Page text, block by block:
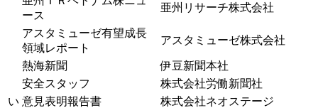
ース
亜州リサーチ株式会社
アスタミューゼ有望成長
領域レポート
アスタミューゼ株式会社
熱海新聞
伊豆新聞本社
安全スタッフ
株式会社労働新聞社
い 意見表明報告書
株式会社ネオステージ